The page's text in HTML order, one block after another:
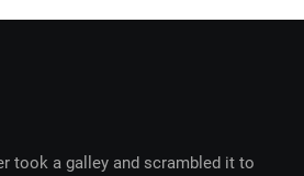
took a galley and scrambled it to